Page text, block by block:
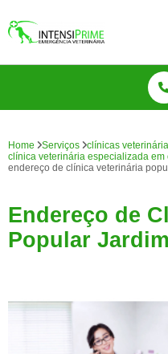
Home Serviços
clínicas
clínica veterinária especializada em
endereço de clínica veterinária
Endereço de
Popular